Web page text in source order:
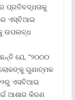
ପ୍ରତିବଦ୍ଧତାକୁ
ଏସ୍‌ବିଆଇ
ଉପଲବ୍ଧ
ଯେ, “୨୦୦୦
ଗୁଣାତ୍ମକ
ଏସବିଆଇ
ଆଶାର କିରଣ